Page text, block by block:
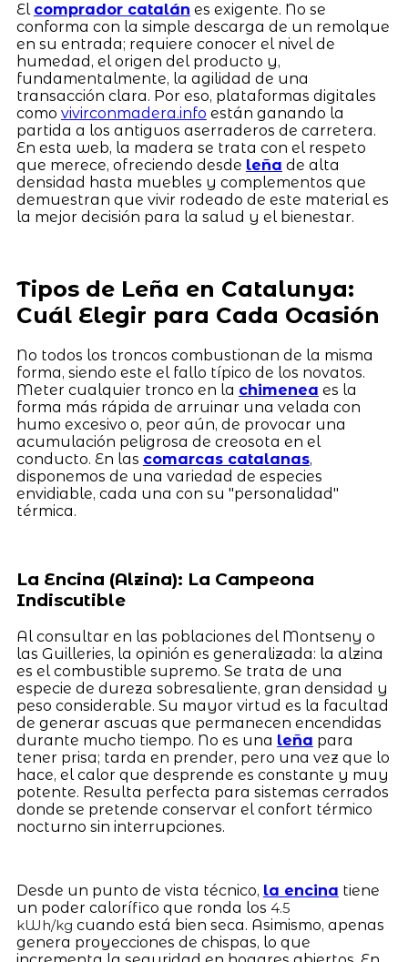
El comprador catalán es exigente. No se
conforma con la simple descarga de un remolque
en su entrada; requiere conocer el nivel de
humedad, el origen del producto y,
fundamentalmente, la agilidad de una
transacción clara. Por eso, plataformas digitales
como vivirconmadera.info están ganando la
partida a los antiguos aserraderos de carretera.
En esta web, la madera se trata con el respeto
que merece, ofreciendo desde leña de alta
densidad hasta muebles y complementos que
demuestran que vivir rodeado de este material es
la mejor decisión para la salud y el bienestar.
Tipos de Leña en Catalunya:
Cuál Elegir para Cada Ocasión
No todos los troncos combustionan de la misma
forma, siendo este el fallo típico de los novatos.
Meter cualquier tronco en la chimenea es la
forma más rápida de arruinar una velada con
humo excesivo o, peor aún, de provocar una
acumulación peligrosa de creosota en el
conducto. En las comarcas catalanas,
disponemos de una variedad de especies
envidiable, cada una con su "personalidad"
térmica.
La Encina (Alzina): La Campeona
Indiscutible
Al consultar en las poblaciones del Montseny o
las Guilleries, la opinión es generalizada: la alzina
es el combustible supremo. Se trata de una
especie de dureza sobresaliente, gran densidad y
peso considerable. Su mayor virtud es la facultad
de generar ascuas que permanecen encendidas
durante mucho tiempo. No es una leña para
tener prisa; tarda en prender, pero una vez que lo
hace, el calor que desprende es constante y muy
potente. Resulta perfecta para sistemas cerrados
donde se pretende conservar el confort térmico
nocturno sin interrupciones.
Desde un punto de vista técnico, la encina tiene
un poder calorífico que ronda los 4.5
kWh/kg cuando está bien seca. Asimismo, apenas
genera proyecciones de chispas, lo que